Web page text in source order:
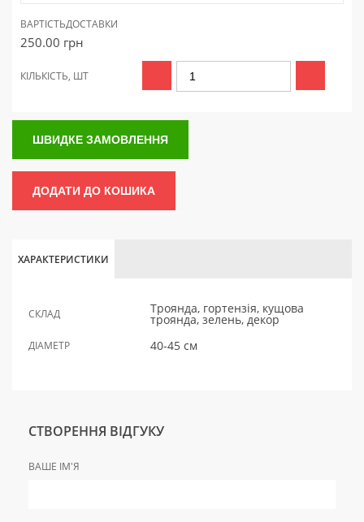
ВАРТІСТЬДОСТАВКИ
250.00 грн
КІЛЬКІСТЬ, ШТ
ШВИДКЕ ЗАМОВЛЕННЯ
ДОДАТИ ДО КОШИКА
ХАРАКТЕРИСТИКИ
СКЛАД Троянда, гортензія, кущова
троянда, зелень, декор
ДІАМЕТР 40-45 см
СТВОРЕННЯ ВІДГУКУ
ВАШЕ ІМ'Я